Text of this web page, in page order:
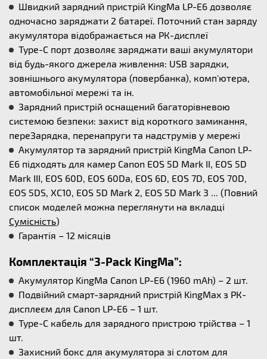
Швидкий зарядний пристрій KingMa LP-E6 дозволяє
одночасно заряджати 2 батареї. Поточний стан заряду
акумулятора відображається на РК-дисплеї
Type-C порт дозволяє заряджати ваші акумулятори
від будь-якого джерела живлення: USB зарядки,
зовнішнього акумулятора (повербанка), комп'ютера,
автомобільної мережі та ін.
Зарядний пристрій оснащений багаторівневою
системою безпеки: захист від короткого замикання,
переЗарядка, перенапруги та надструмів у мережі
Акумулятор та зарядний пристрій KingMa Canon LP-
E6 підходять для камер Canon EOS 5D Mark II, EOS 5D
Mark III, EOS 60D, EOS 60Da, EOS 6D, EOS 7D, EOS 70D,
EOS 5DS, XC10, EOS 5D Mark 2, EOS 5D Mark 3 ... (Повний
список моделей можна переглянути на вкладці
Сумісність)
Гарантія – 12 місяців
Комплектація “3-Pack KingMa”:
Акумулятор KingMa Canon LP-E6 (1960 mAh) – 2 шт.
Подвійний смарт-зарядний пристрій KingMax з РК-
дисплеєм для Canon LP-E6 – 1 шт.
Type-C кабель для зарядного пристрою трійства – 1
шт.
Захисний бокс для акумулятора зі слотом для